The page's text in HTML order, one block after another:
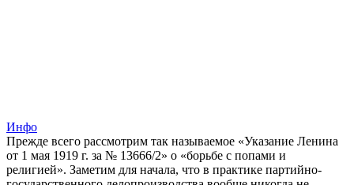
Инфо
Прежде всего рассмотрим так называемое «Указание Ленина
от 1 мая 1919 г. за № 13666/2» о «борьбе с попами и
религией». Заметим для начала, что в практике партийно-